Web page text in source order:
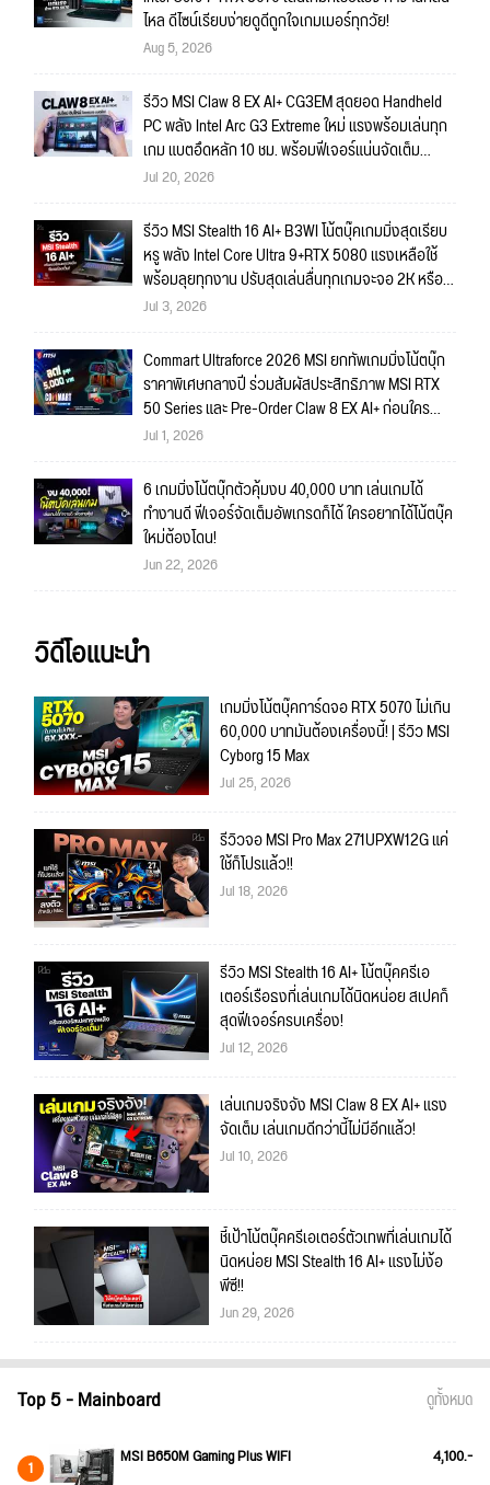
ไหล ดีไซน์เรียบง่ายดูดีถูกใจเกมเมอร์ทุกวัย!
Aug 5, 2026
รีวิว MSI Claw 8 EX AI+ CG3EM สุดยอด Handheld
PC พลัง Intel Arc G3 Extreme ใหม่ แรงพร้อมเล่นทุก
เกม แบตอึดหลัก 10 ชม. พร้อมฟีเจอร์แน่นจัดเต็ม
ถึงใจ!!
Jul 20, 2026
รีวิว MSI Stealth 16 AI+ B3WI โน้ตบุ๊คเกมมิ่งสุดเรียบ
หรู พลัง Intel Core Ultra 9+RTX 5080 แรงเหลือใช้
พร้อมลุยทุกงาน ปรับสุดเล่นลื่นทุกเกมจะจอ 2K หรือ
4K ก็สบายมาก!!
Jul 3, 2026
Commart Ultraforce 2026 MSI ยกทัพเกมมิ่งโน้ตบุ๊ก
ราคาพิเศษกลางปี ร่วมสัมผัสประสิทธิภาพ MSI RTX
50 Series และ Pre-Order Claw 8 EX AI+ ก่อนใคร
พร้อมของรางวัลเข้าร่วมกิจกรรมในงาน!
Jul 1, 2026
6 เกมมิ่งโน้ตบุ๊กตัวคุ้มงบ 40,000 บาท เล่นเกมได้
ทำงานดี ฟีเจอร์จัดเต็มอัพเกรดก็ได้ ใครอยากได้โน้ตบุ๊ค
ใหม่ต้องโดน!
Jun 22, 2026
วิดีโอแนะนำ
เกมมิ่งโน้ตบุ๊คการ์ดจอ RTX 5070 ไม่เกิน
60,000 บาทมันต้องเครื่องนี้! | รีวิว MSI
Cyborg 15 Max
Jul 25, 2026
รีวิวจอ MSI Pro Max 271UPXW12G แค่
ใช้ก็โปรแล้ว!!
Jul 18, 2026
รีวิว MSI Stealth 16 AI+ โน้ตบุ๊คครีเอ
เตอร์เรือธงที่เล่นเกมได้นิดหน่อย สเปคก็
สุดฟีเจอร์ครบเครื่อง!
Jul 12, 2026
เล่นเกมจริงจัง MSI Claw 8 EX AI+ แรง
จัดเต็ม เล่นเกมดีกว่านี้ไม่มีอีกแล้ว!
Jul 10, 2026
ชี้เป้าโน้ตบุ๊คครีเอเตอร์ตัวเทพที่เล่นเกมได้
นิดหน่อย MSI Stealth 16 AI+ แรงไม่ง้อ
พีซี!!
Jun 29, 2026
Top 5 - Mainboard ดูทั้งหมด
1 MSI B650M Gaming Plus WIFI 4,100.-